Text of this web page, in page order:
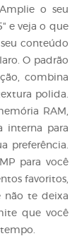
o seu
e veja o que
conteúdo
O padrão
combina
polida.
RAM,
interna para
preferência.
para você
favoritos,
não te deixa
que você